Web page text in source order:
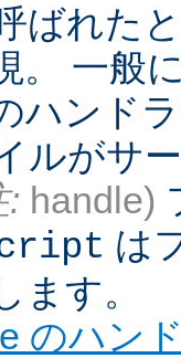
ばれた
。 一般
ハンド
ルがサ
: handle)
は
ます。
のハン